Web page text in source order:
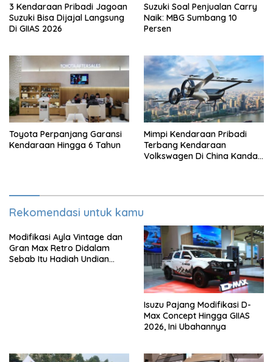
3 Kendaraan Pribadi Jagoan
Suzuki Bisa Dijajal Langsung
Di GIIAS 2026
Suzuki Soal Penjualan Carry
Naik: MBG Sumbang 10
Persen
Toyota Perpanjang Garansi
Kendaraan Hingga 6 Tahun
Mimpi Kendaraan Pribadi
Terbang Kendaraan
Volkswagen Di China Kandas
Rekomendasi untuk kamu
Modifikasi Ayla Vintage dan
Gran Max Retro Didalam
Sebab Itu Hadiah Undian
Isuzu Pajang Modifikasi D-
Max Concept Hingga GIIAS
2026, Ini Ubahannya